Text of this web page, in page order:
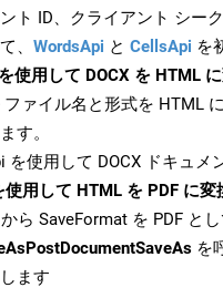
ト ID、クライアント シー
、 WordsApi と CellsApi を
使用して DOCX を HTML
ファイル名と形式を HTML
す。
を使用して DOCX ドキュメ
用して HTML を PDF に変
ら SaveFormat を PDF とし
を
ます